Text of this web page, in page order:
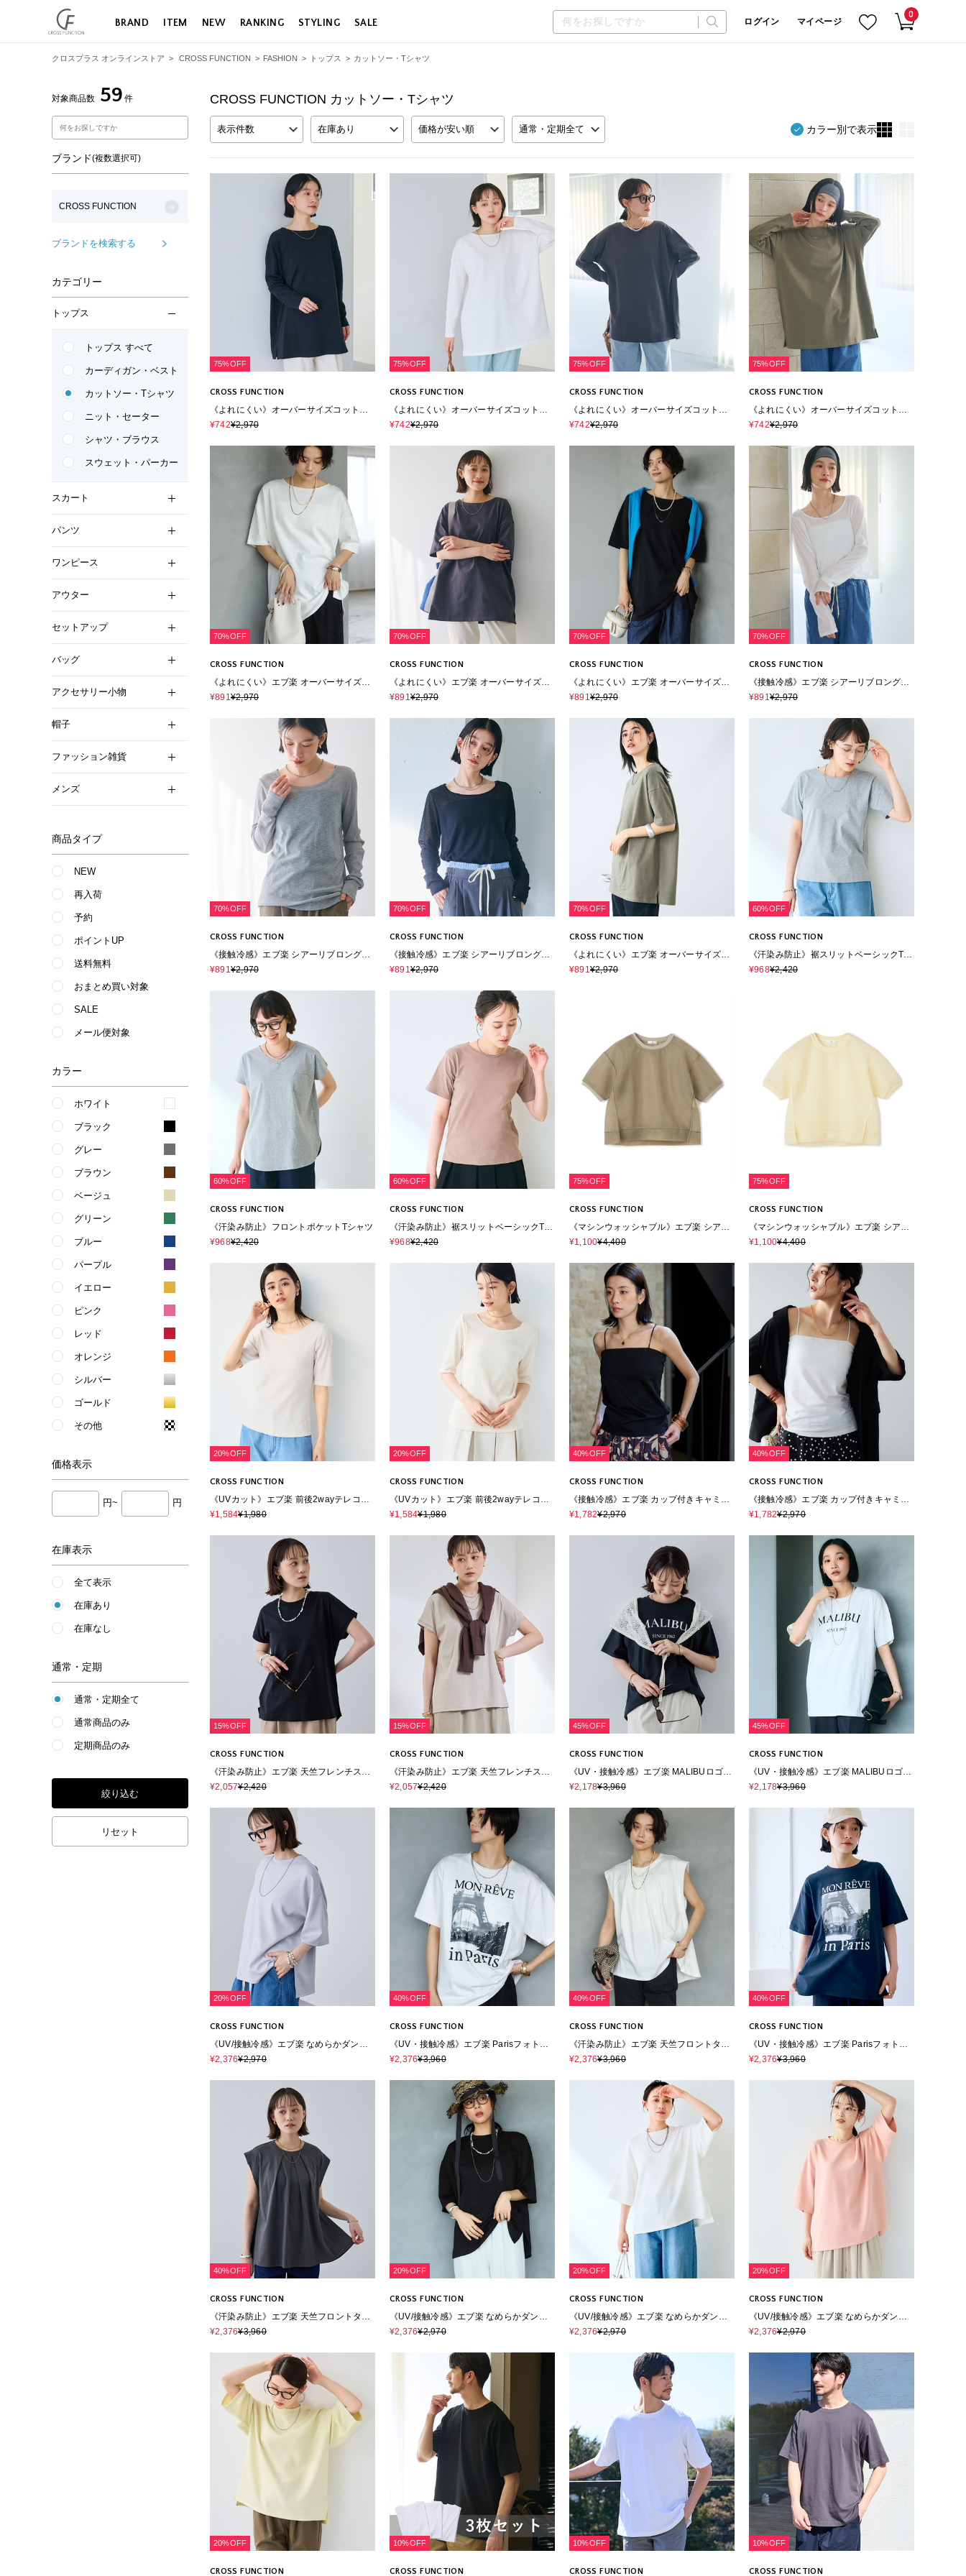
BRAND ITEM NEW RANKING STYLING SALE ログイン マイページ
0
クロスプラス オンラインストア > CROSS FUNCTION > FASHION > トップス > カットソー・Tシャツ
対象商品数 59 件 CROSS FUNCTION カットソー・Tシャツ
ブランド(複数選択可)
CROSS FUNCTION
ブランドを検索する
カテゴリー
トップス
トップス すべて
カーディガン・ベスト
カットソー・Tシャツ
ニット・セーター
シャツ・ブラウス
スウェット・パーカー
スカート
パンツ
ワンピース
アウター
セットアップ
バッグ
アクセサリー小物
帽子
ファッション雑貨
メンズ
商品タイプ
NEW
再入荷
予約
ポイントUP
送料無料
おまとめ買い対象
SALE
メール便対象
カラー
ホワイト
ブラック
グレー
ブラウン
ベージュ
グリーン
ブルー
パープル
イエロー
ピンク
レッド
オレンジ
シルバー
ゴールド
その他
価格表示
円~ 円
在庫表示
全て表示
在庫あり
在庫なし
通常・定期
通常・定期全て
通常商品のみ
定期商品のみ
絞り込む
リセット
表示件数 在庫あり 価格が安い順 通常・定期全て カラー別で表示
75%OFF
CROSS FUNCTION
《よれにくい》オーバーサイズコットン
ロングスリーブTシャツ
¥742¥2,970
75%OFF
CROSS FUNCTION
《よれにくい》オーバーサイズコットン
ロングスリーブTシャツ
¥742¥2,970
75%OFF
CROSS FUNCTION
《よれにくい》オーバーサイズコットン
ロングスリーブTシャツ
¥742¥2,970
75%OFF
CROSS FUNCTION
《よれにくい》オーバーサイズコットン
ロングスリーブTシャツ
¥742¥2,970
70%OFF
CROSS FUNCTION
《よれにくい》エブ楽 オーバーサイズハ
ーフスリーブコットンTシャツ
¥891¥2,970
70%OFF
CROSS FUNCTION
《よれにくい》エブ楽 オーバーサイズハ
ーフスリーブコットンTシャツ
¥891¥2,970
70%OFF
CROSS FUNCTION
《よれにくい》エブ楽 オーバーサイズハ
ーフスリーブコットンTシャツ
¥891¥2,970
70%OFF
CROSS FUNCTION
《接触冷感》エブ楽 シアーリブロングT
シャツ
¥891¥2,970
70%OFF
CROSS FUNCTION
《接触冷感》エブ楽 シアーリブロングT
シャツ
¥891¥2,970
70%OFF
CROSS FUNCTION
《接触冷感》エブ楽 シアーリブロングT
シャツ
¥891¥2,970
70%OFF
CROSS FUNCTION
《よれにくい》エブ楽 オーバーサイズハ
ーフスリーブコットンTシャツ
¥891¥2,970
60%OFF
CROSS FUNCTION
《汗染み防止》裾スリットベーシックTシ
ャツ
¥968¥2,420
60%OFF
CROSS FUNCTION
《汗染み防止》フロントポケットTシャツ
¥968¥2,420
60%OFF
CROSS FUNCTION
《汗染み防止》裾スリットベーシックTシ
ャツ
¥968¥2,420
75%OFF
CROSS FUNCTION
《マシンウォッシャブル》エブ楽 シアー
ハーフスリーブトップス
¥1,100¥4,400
75%OFF
CROSS FUNCTION
《マシンウォッシャブル》エブ楽 シアー
ハーフスリーブトップス
¥1,100¥4,400
20%OFF
CROSS FUNCTION
《UVカット》エブ楽 前後2wayテレコ５
分袖Tシャツ
¥1,584¥1,980
20%OFF
CROSS FUNCTION
《UVカット》エブ楽 前後2wayテレコ５
分袖Tシャツ
¥1,584¥1,980
40%OFF
CROSS FUNCTION
《接触冷感》エブ楽 カップ付きキャミソ
ール
¥1,782¥2,970
40%OFF
CROSS FUNCTION
《接触冷感》エブ楽 カップ付きキャミソ
ール
¥1,782¥2,970
15%OFF
CROSS FUNCTION
《汗染み防止》エブ楽 天竺フレンチスリ
ーブTシャツ
¥2,057¥2,420
15%OFF
CROSS FUNCTION
《汗染み防止》エブ楽 天竺フレンチスリ
ーブTシャツ
¥2,057¥2,420
45%OFF
CROSS FUNCTION
《UV・接触冷感》エブ楽 MALIBUロゴデ
ザインTシャツ
¥2,178¥3,960
45%OFF
CROSS FUNCTION
《UV・接触冷感》エブ楽 MALIBUロゴデ
ザインTシャツ
¥2,178¥3,960
20%OFF
CROSS FUNCTION
《UV/接触冷感》エブ楽 なめらかダンボ
ール ビッグシルエットTシャツ
¥2,376¥2,970
40%OFF
CROSS FUNCTION
《UV・接触冷感》エブ楽 Parisフォトプ
リントTシャツ
¥2,376¥3,960
40%OFF
CROSS FUNCTION
《汗染み防止》エブ楽 天竺フロントタッ
クノースリーブTシャツ
¥2,376¥3,960
40%OFF
CROSS FUNCTION
《UV・接触冷感》エブ楽 Parisフォトプ
リントTシャツ
¥2,376¥3,960
40%OFF
CROSS FUNCTION
《汗染み防止》エブ楽 天竺フロントタッ
クノースリーブTシャツ
¥2,376¥3,960
20%OFF
CROSS FUNCTION
《UV/接触冷感》エブ楽 なめらかダンボ
ール ビッグシルエットTシャツ
¥2,376¥2,970
20%OFF
CROSS FUNCTION
《UV/接触冷感》エブ楽 なめらかダンボ
ール ビッグシルエットTシャツ
¥2,376¥2,970
20%OFF
CROSS FUNCTION
《UV/接触冷感》エブ楽 なめらかダンボ
ール ビッグシルエットTシャツ
¥2,376¥2,970
20%OFF
CROSS FUNCTION
10%OFF
CROSS FUNCTION
10%OFF
CROSS FUNCTION
10%OFF
CROSS FUNCTION